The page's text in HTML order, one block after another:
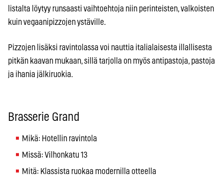
listalta löytyy runsaasti vaihtoehtoja niin perinteisten, valkoisten
kuin vegaanipizzojen ystäville.
Pizzojen lisäksi ravintolassa voi nauttia italialaisesta illallisesta
pitkän kaavan mukaan, sillä tarjolla on myös antipastoja, pastoja
ja ihania jälkiruokia.
Brasserie Grand
Mikä: Hotellin ravintola
Missä: Vilhonkatu 13
Mitä: Klassista ruokaa modernilla otteella